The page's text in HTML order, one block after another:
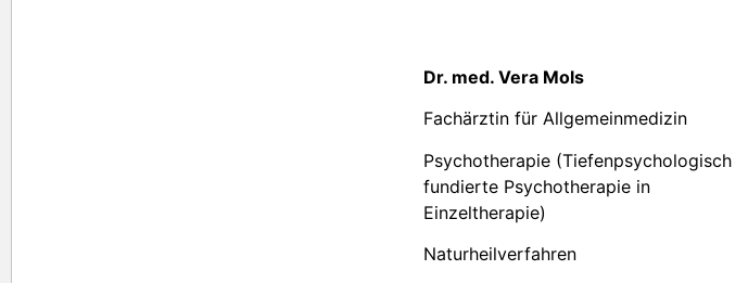
Dr. med. Vera Mols
Fachärztin für Allgemeinmedizin
Psychotherapie (Tiefenpsychologisch
fundierte Psychotherapie in
Einzeltherapie)
Naturheilverfahren